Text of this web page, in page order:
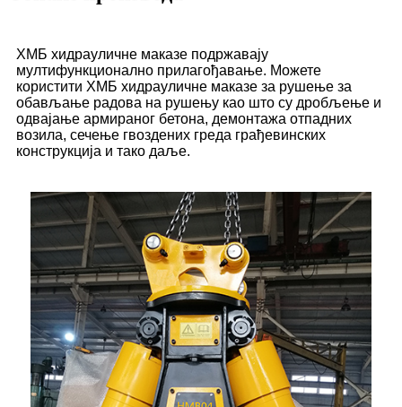
ХМБ хидрауличне маказе подржавају
мултифункционално прилагођавање. Можете
користити ХМБ хидрауличне маказе за рушење за
обављање радова на рушењу као што су дробљење и
одвајање армираног бетона, демонтажа отпадних
возила, сечење гвоздених греда грађевинских
конструкција и тако даље.